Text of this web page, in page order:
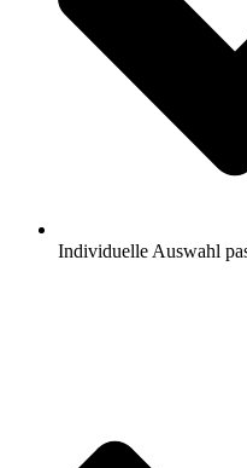
Individuelle Auswahl